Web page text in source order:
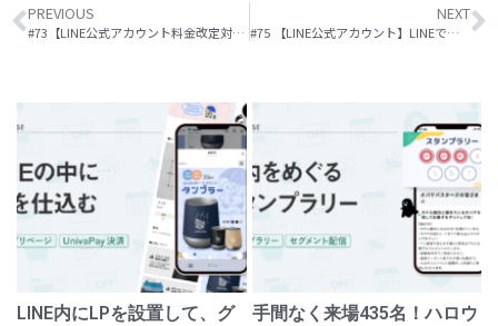
PREVIOUS
#73【LINE公式アカウント料金改定対策】はじめてみよう！セグメント配信
NEXT
#75 【LINE公式アカウント】LINEで新しい販促！アイドル業界向けの活用法3選！
LINE内にLPを設置して、グ
手間なく来場435名！ハロウ